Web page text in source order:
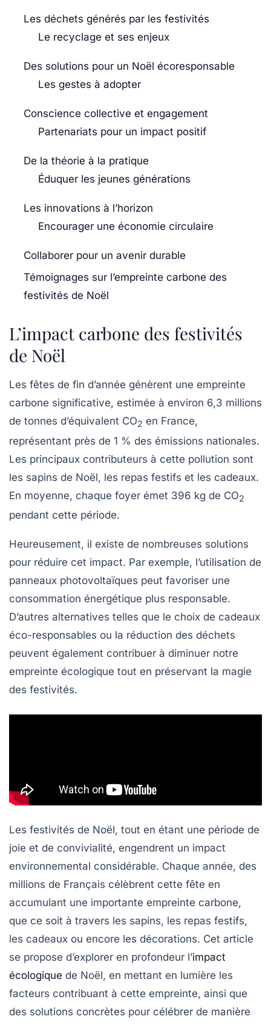
Les déchets générés par les festivités
Le recyclage et ses enjeux
Des solutions pour un Noël écoresponsable
Les gestes à adopter
Conscience collective et engagement
Partenariats pour un impact positif
De la théorie à la pratique
Éduquer les jeunes générations
Les innovations à l’horizon
Encourager une économie circulaire
Collaborer pour un avenir durable
Témoignages sur l’empreinte carbone des
festivités de Noël
L’impact carbone des festivités
de Noël
Les fêtes de fin d’année génèrent une empreinte
carbone significative, estimée à environ 6,3 millions
de tonnes d’équivalent CO2 en France,
représentant près de 1 % des émissions nationales.
Les principaux contributeurs à cette pollution sont
les sapins de Noël, les repas festifs et les cadeaux.
En moyenne, chaque foyer émet 396 kg de CO2
pendant cette période.
Heureusement, il existe de nombreuses solutions
pour réduire cet impact. Par exemple, l’utilisation de
panneaux photovoltaïques peut favoriser une
consommation énergétique plus responsable.
D’autres alternatives telles que le choix de cadeaux
éco-responsables ou la réduction des déchets
peuvent également contribuer à diminuer notre
empreinte écologique tout en préservant la magie
des festivités.
Les festivités de Noël, tout en étant une période de
joie et de convivialité, engendrent un impact
environnemental considérable. Chaque année, des
millions de Français célèbrent cette fête en
accumulant une importante empreinte carbone,
que ce soit à travers les sapins, les repas festifs,
les cadeaux ou encore les décorations. Cet article
se propose d’explorer en profondeur l’impact
écologique de Noël, en mettant en lumière les
facteurs contribuant à cette empreinte, ainsi que
des solutions concrètes pour célébrer de manière